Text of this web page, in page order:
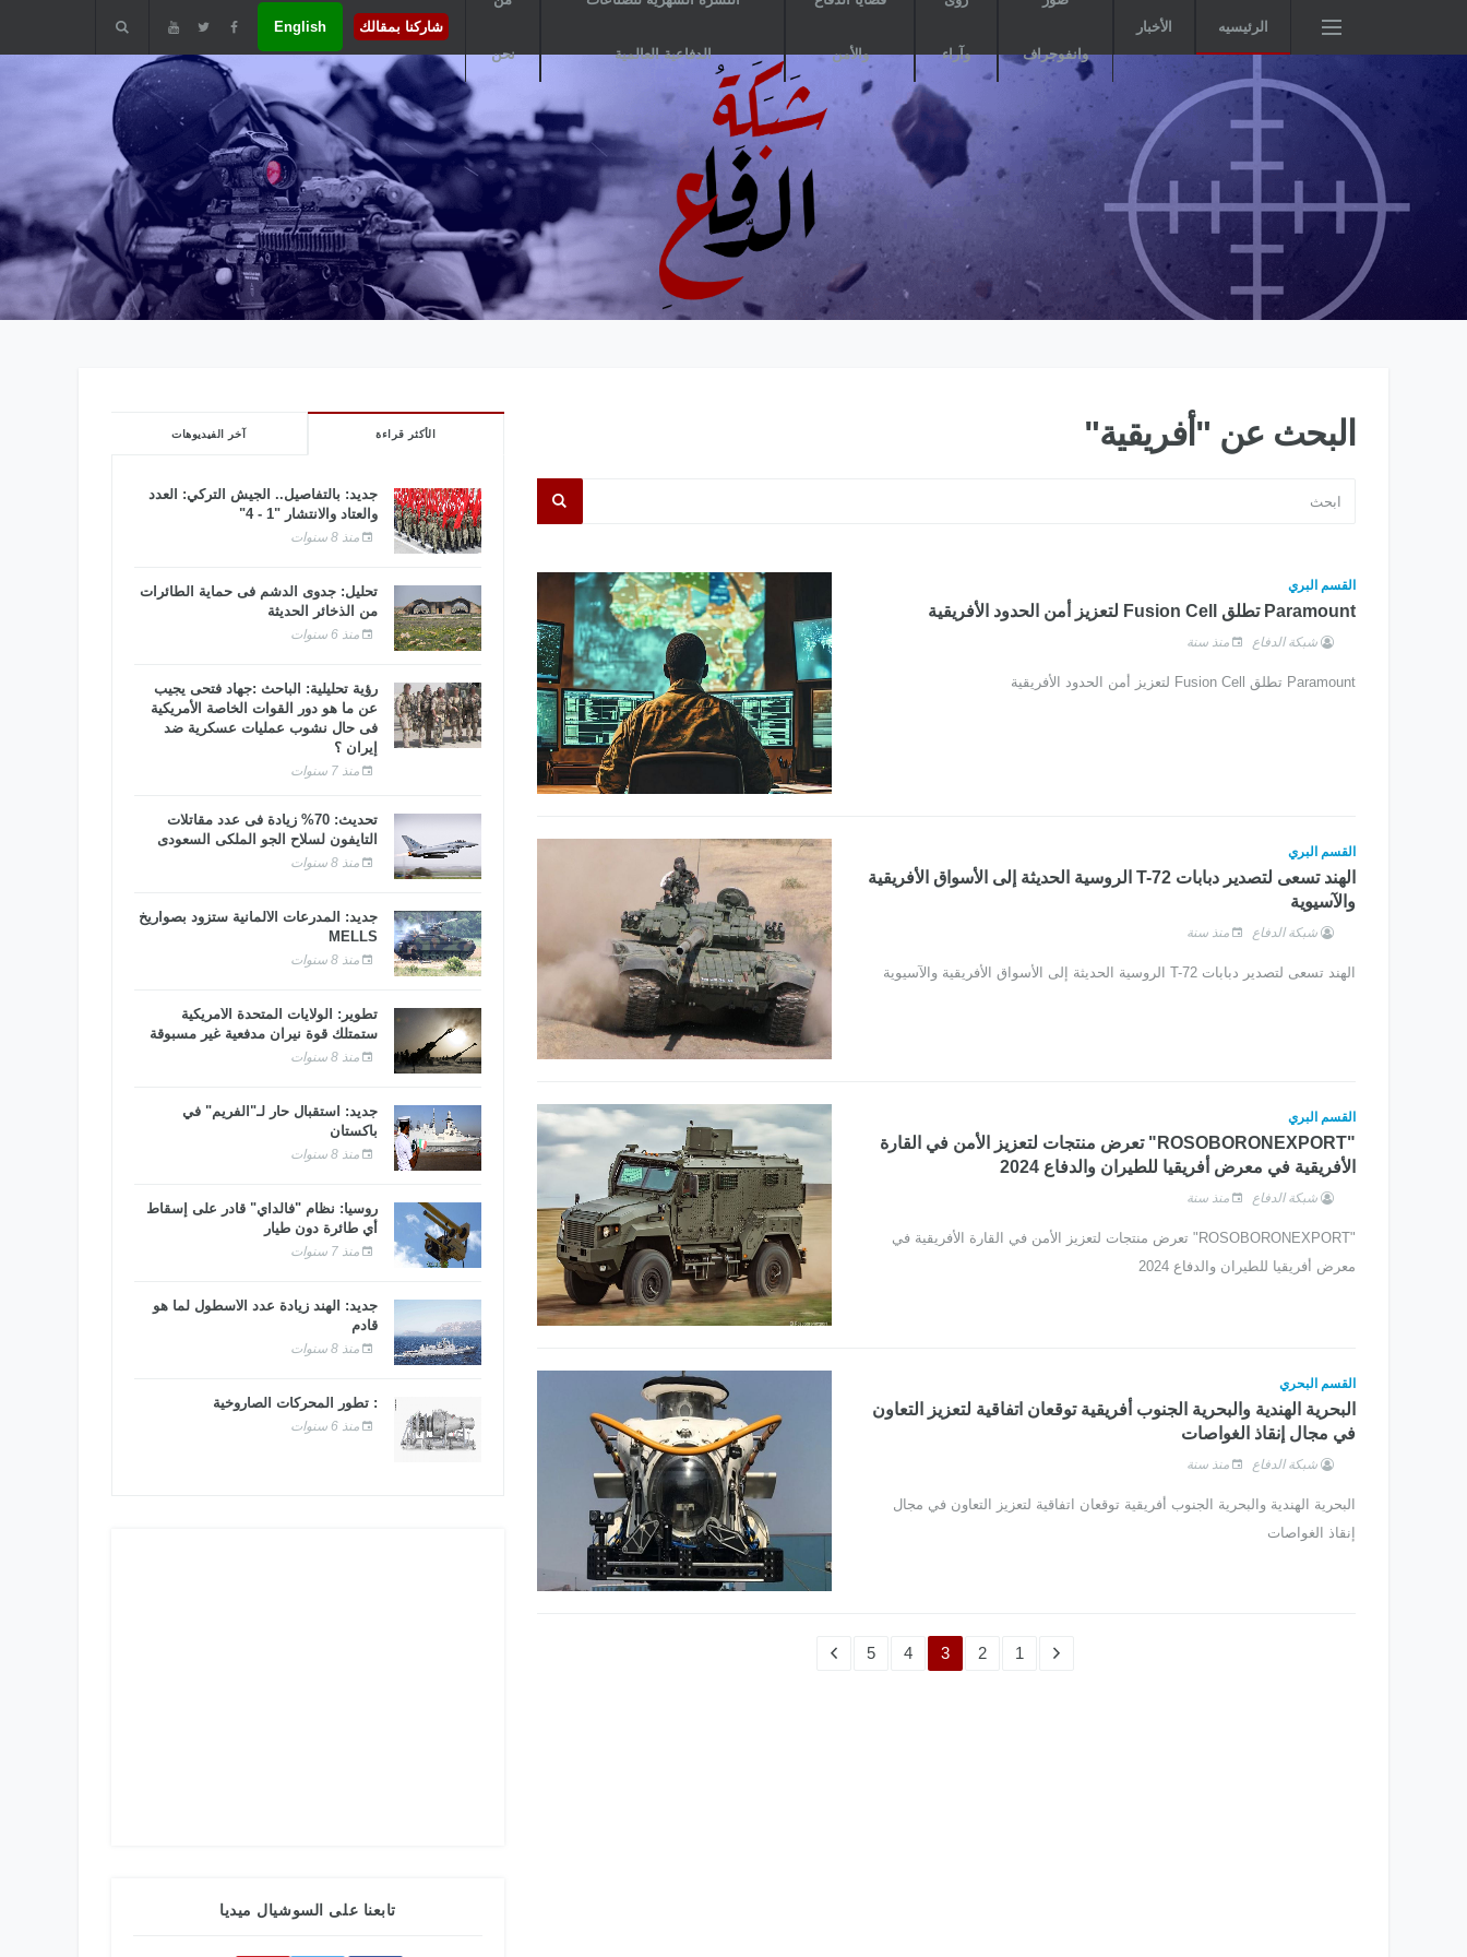
الرئيسيه الأخبار
وانفوجراف وآراء والأمن الدفاعية العالمية نحن
شاركنا بمقالك English
البحث عن "أفريقية"
القسم البري
Paramount تطلق Fusion Cell لتعزيز أمن الحدود الأفريقية
شبكة الدفاع منذ سنة
Paramount تطلق Fusion Cell لتعزيز أمن الحدود الأفريقية
القسم البري
الهند تسعى لتصدير دبابات T-72 الروسية الحديثة إلى الأسواق الأفريقية
والآسيوية
شبكة الدفاع منذ سنة
الهند تسعى لتصدير دبابات T-72 الروسية الحديثة إلى الأسواق الأفريقية والآسيوية
القسم البري
"ROSOBORONEXPORT" تعرض منتجات لتعزيز الأمن في القارة
الأفريقية في معرض أفريقيا للطيران والدفاع 2024
شبكة الدفاع منذ سنة
"ROSOBORONEXPORT" تعرض منتجات لتعزيز الأمن في القارة الأفريقية في
معرض أفريقيا للطيران والدفاع 2024
القسم البحري
البحرية الهندية والبحرية الجنوب أفريقية توقعان اتفاقية لتعزيز التعاون
في مجال إنقاذ الغواصات
شبكة الدفاع منذ سنة
البحرية الهندية والبحرية الجنوب أفريقية توقعان اتفاقية لتعزيز التعاون في مجال
إنقاذ الغواصات
1
2
3
4
5
الأكثر قراءة آخر الفيديوهات
جديد: بالتفاصيل.. الجيش التركي: العدد
والعتاد والانتشار "1 - 4"
منذ 8 سنوات
تحليل: جدوى الدشم فى حماية الطائرات
من الذخائر الحديثة
منذ 6 سنوات
رؤية تحليلية: الباحث :جهاد فتحى يجيب
عن ما هو دور القوات الخاصة الأمريكية
فى حال نشوب عمليات عسكرية ضد
إيران ؟
منذ 7 سنوات
تحديث: 70% زيادة فى عدد مقاتلات
التايفون لسلاح الجو الملكى السعودى
منذ 8 سنوات
جديد: المدرعات الألمانية ستزود بصواريخ
MELLS
منذ 8 سنوات
تطوير: الولايات المتحدة الأمريكية
ستمتلك قوة نيران مدفعية غير مسبوقة
منذ 8 سنوات
جديد: استقبال حار لـ"الفريم" في
باكستان
منذ 8 سنوات
روسيا: نظام "فالداي" قادر على إسقاط
أي طائرة دون طيار
منذ 7 سنوات
جديد: الهند زيادة عدد الأسطول لما هو
قادم
منذ 8 سنوات
: تطور المحركات الصاروخية
منذ 6 سنوات
تابعنا على السوشيال ميديا